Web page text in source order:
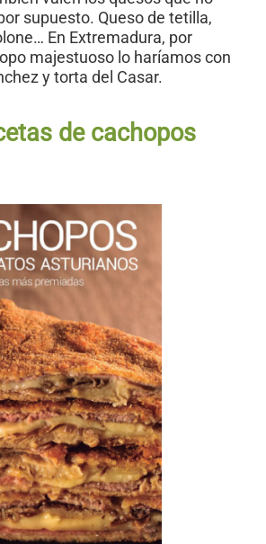
supuesto. Queso de tetilla,
En Extremadura, por
majestuoso lo haríamos con
y torta del Casar.
de cachopos